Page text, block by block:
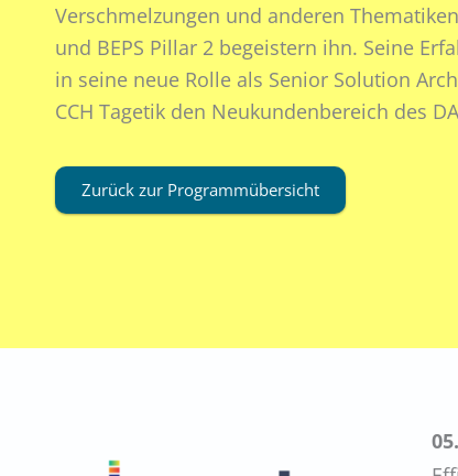
Verschmelzungen und anderen
und BEPS Pillar 2 begeistern ihn. Seine
in seine neue Rolle als Senior Solution
CCH Tagetik den Neukundenbereich des
Zurück zur Programmübersicht